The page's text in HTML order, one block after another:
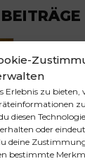
Erlebnis zu bieten,
diesen
oder
deine
bestimmte
29. JUNI 2026
Mini Tigers